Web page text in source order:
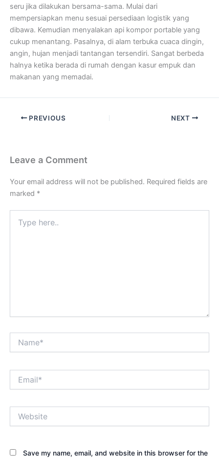
seru jika dilakukan bersama-sama. Mulai dari
mempersiapkan menu sesuai persediaan logistik yang
dibawa. Kemudian menyalakan api kompor portable yang
cukup menantang. Pasalnya, di alam terbuka cuaca dingin,
angin, hujan menjadi tantangan tersendiri. Sangat berbeda
halnya ketika berada di rumah dengan kasur empuk dan
makanan yang memadai.
PREVIOUS NEXT
Leave a Comment
Your email address will not be published. Required fields are
marked *
here..
Save my name, email, and website in this browser for the